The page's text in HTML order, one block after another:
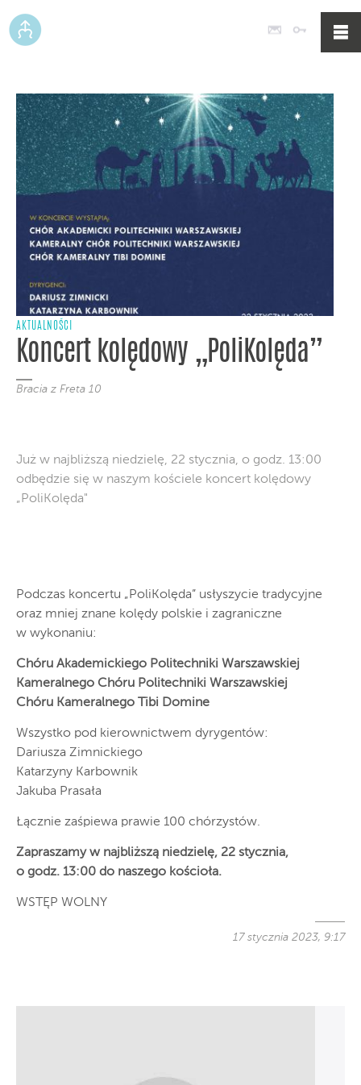
Poczta
AKTUALNOŚCI
Koncert kolędowy „PoliKolęda”
Bracia z Freta 10
Już w najbliższą niedzielę, 22 stycznia, o godz. 13:00
odbędzie się w naszym kościele koncert kolędowy
„PoliKolęda"
Podczas koncertu „PoliKolęda” usłyszycie tradycyjne
oraz mniej znane kolędy polskie i zagraniczne
w wykonaniu:
Chóru Akademickiego Politechniki Warszawskiej
Kameralnego Chóru Politechniki Warszawskiej
Chóru Kameralnego Tibi Domine
Wszystko pod kierownictwem dyrygentów:
Dariusza Zimnickiego
Katarzyny Karbownik
Jakuba Prasała
Łącznie zaśpiewa prawie 100 chórzystów.
Zapraszamy w najbliższą niedzielę, 22 stycznia,
o godz. 13:00 do naszego kościoła.
WSTĘP WOLNY
17 stycznia 2023, 9:17